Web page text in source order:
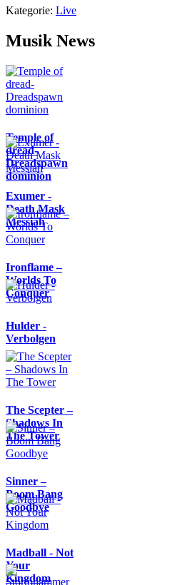
Kategorie: Live
Musik News
Temple of
dread-
Dreadspawn
dominion
Exumer -
Death Mask
Messiah
Ironflame –
Worlds To
Conquer
Hulder -
Verbolgen
The Scepter –
Shadows In
The Tower
Sinner –
Boom Bang
Goodbye
Madball - Not
Your
Kingdom